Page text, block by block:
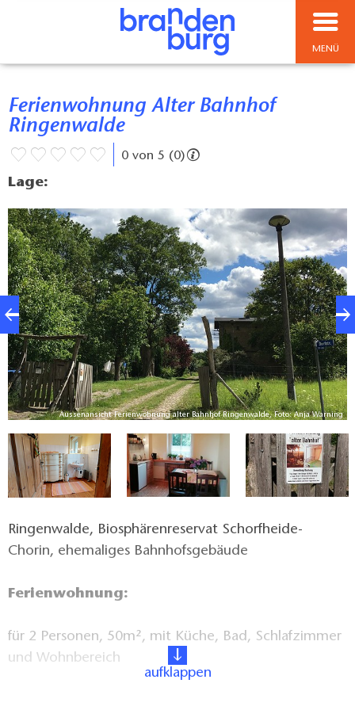
MENÜ
Ferienwohnung Alter Bahnhof
Ringenwalde
0 von 5 (0)
Lage:
Aussenansicht Ferienwohnung alter Bahnhof Ringenwalde, Foto: Anja Warning
Ringenwalde, Biosphärenreservat Schorfheide-
Chorin, ehemaliges Bahnhofsgebäude
Ferienwohnung:
für 2 Personen, 50m², mit Küche, Bad, Schlafzimmer
und Wohnbereich
aufklappen